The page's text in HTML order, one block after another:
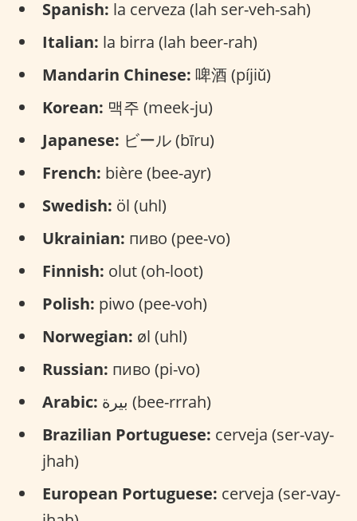
Spanish: la cerveza (lah ser-veh-sah)
Italian: la birra (lah beer-rah)
Mandarin Chinese: 啤酒 (píjiǔ)
Korean: 맥주 (meek-ju)
Japanese: ビール (bīru)
French: bière (bee-ayr)
Swedish: öl (uhl)
Ukrainian: пиво (pee-vo)
Finnish: olut (oh-loot)
Polish: piwo (pee-voh)
Norwegian: øl (uhl)
Russian: пиво (pi-vo)
Arabic:
بيرة (bee-rrrah)
Brazilian Portuguese: cerveja (ser-vay-
jhah)
European Portuguese: cerveja (ser-vay-